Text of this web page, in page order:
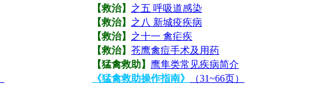
【救治】 之五 呼吸道感染
【救治】 之八 新城疫疾病
【救治】 之十一 禽疟疾
【救治】 苍鹰禽痘手术及用药
【猛禽救助】 鹰隼类常见疾病简介
《猛禽救助操作指南》 （31~66页）